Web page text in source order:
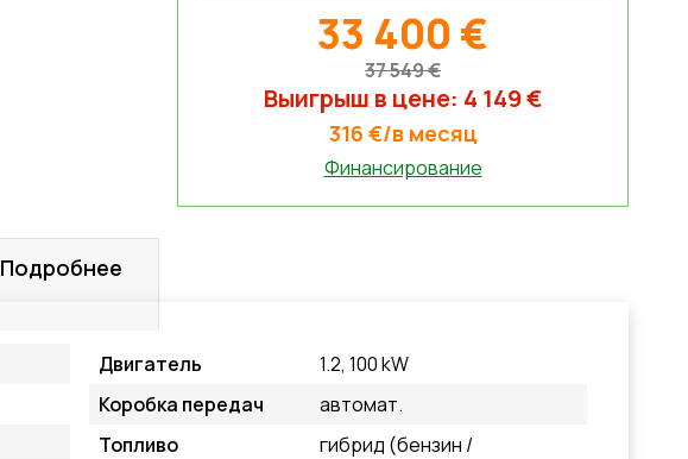
33 400 €
37 549 €
Выигрыш в цене: 4 149 €
316 €/в месяц
Финансирование
Подробнее
Двигатель
1.2, 100 kW
Коробка передач
автомат.
Топливо
гибрид (бензин /